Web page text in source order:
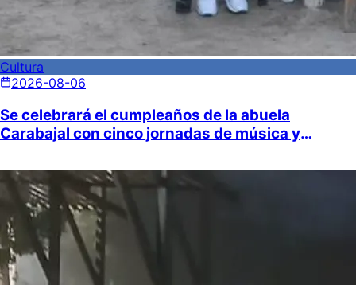
Cultura
2026-08-06
Se celebrará el cumpleaños de la abuela
Carabajal con cinco jornadas de música y